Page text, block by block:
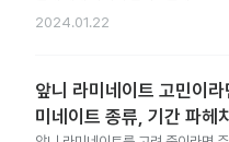
2024.01.22
앞니 라미네이트 고민이
미네이트 종류, 기간 파헤